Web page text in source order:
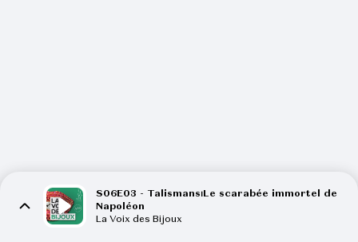
S06E03 - Talismans⏐Le scarabée immortel de
Napoléon
La Voix des Bijoux